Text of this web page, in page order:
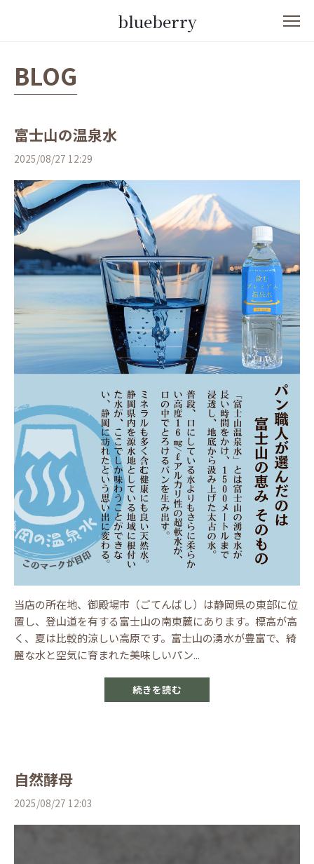
blueberry
BLOG
富士山の温泉水
2025/08/27 12:29
当店の所在地、御殿場市（ごてんばし）は静岡県の東部に位
置し、登山道を有する富士山の南東麓にあります。標高が高
く、夏は比較的涼しい高原です。富士山の湧水が豊富で、綺
麗な水と空気に育まれた美味しいパン...
続きを読む
自然酵母
2025/08/27 12:03